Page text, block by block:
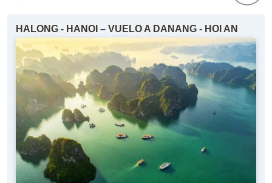
HALONG - HANOI – VUELO A DANANG - HOI AN